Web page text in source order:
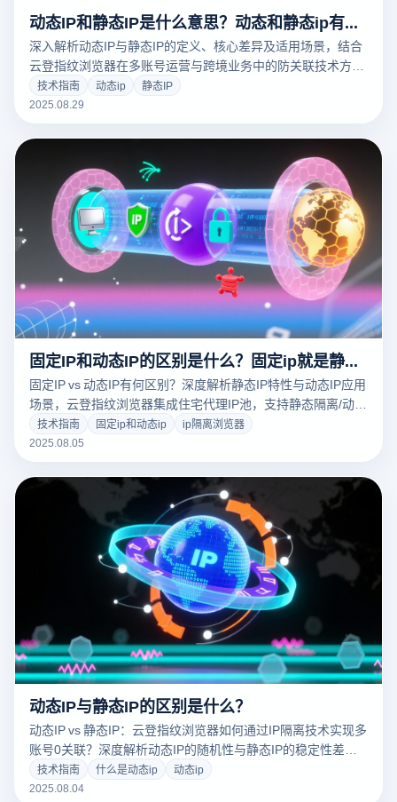
动态IP和静态IP是什么意思？动态和静态ip有什么区别？
深入解析动态IP与静态IP的定义、核心差异及适用场景，结合
云登指纹浏览器在多账号运营与跨境业务中的防关联技术方
案，实现安全高效的网络身份管理。
技术指南 动态ip
静态IP
2025.08.29
固定IP和动态IP的区别是什么？固定ip就是静态ip吗？
固定IP vs 动态IP有何区别？深度解析静态IP特性与动态IP应用
场景，云登指纹浏览器集成住宅代理IP池，支持静态隔离/动态
轮换模式，保障跨境电商运营、数据采集零封号4 7。立即获
取安全IP管理方案！
技术指南 固定ip和动态ip
ip隔离浏览器
2025.08.05
动态IP与静态IP的区别是什么？
动态IP vs 静态IP：云登指纹浏览器如何通过IP隔离技术实现多
账号0关联？深度解析动态IP的随机性与静态IP的稳定性差
异，为跨境电商、社媒矩阵提供防封策略。立即体验免费流量
礼包→
技术指南 什么是动态ip
动态ip
2025.08.04